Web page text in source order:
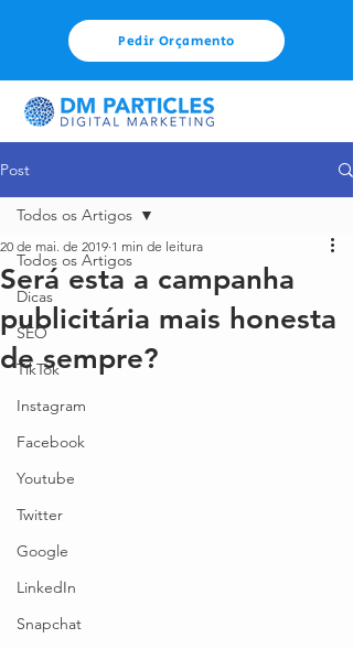
Pedir Orçamento
Post
Todos os Artigos
Dicas
SEO
TikTok
Instagram
Facebook
Youtube
Twitter
Google
LinkedIn
Snapchat
Todos os Artigos
Será esta a campanha
publicitária mais honesta
de sempre?
20 de mai. de 2019 1 min de leitura